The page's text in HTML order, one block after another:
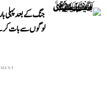
لوگوں سے بات